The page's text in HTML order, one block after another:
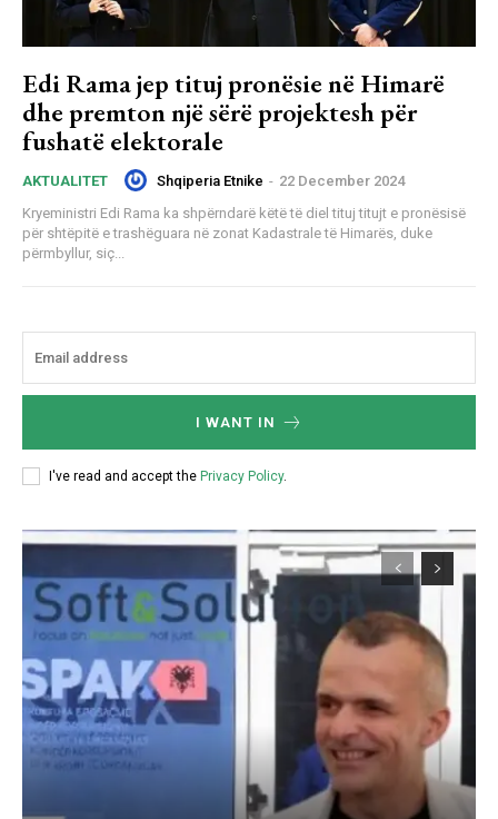
Edi Rama jep tituj pronësie në Himarë
dhe premton një sërë projektesh për
fushatë elektorale
AKTUALITET Shqiperia Etnike - 22 December 2024
Kryeministri Edi Rama ka shpërndarë këtë të diel tituj titujt e pronësisë
për shtëpitë e trashëguara në zonat Kadastrale të Himarës, duke
përmbyllur, siç...
I WANT IN
I've read and accept the Privacy Policy.